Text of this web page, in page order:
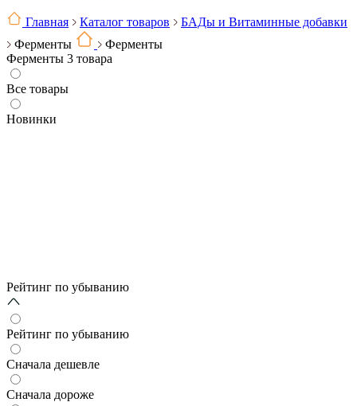
Главная Каталог товаров
БАДы и Витаминные добавки
Ферменты
Ферменты
Ферменты 3 товара
Все товары
Новинки
Рейтинг по убыванию
Рейтинг по убыванию
Сначала дешевле
Сначала дороже